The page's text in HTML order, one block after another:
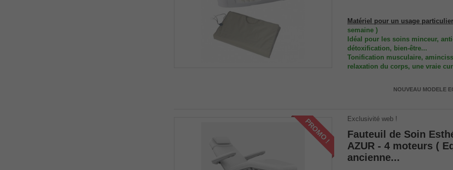
Matériel pour un usage particulier
semaine )
Idéal pour les soins minceur,
détoxification, bien-être...
Tonification musculaire,
relaxation du corps, une vraie
NOUVEAU MODELE
PROMO ! Exclusivité web !
Fauteuil de Soin
AZUR - 4 moteurs (
ancienne...